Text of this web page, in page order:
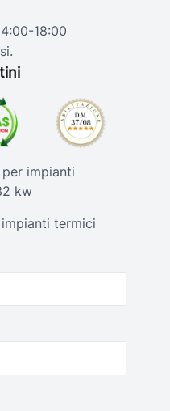
18:00
impianti
kw
termici